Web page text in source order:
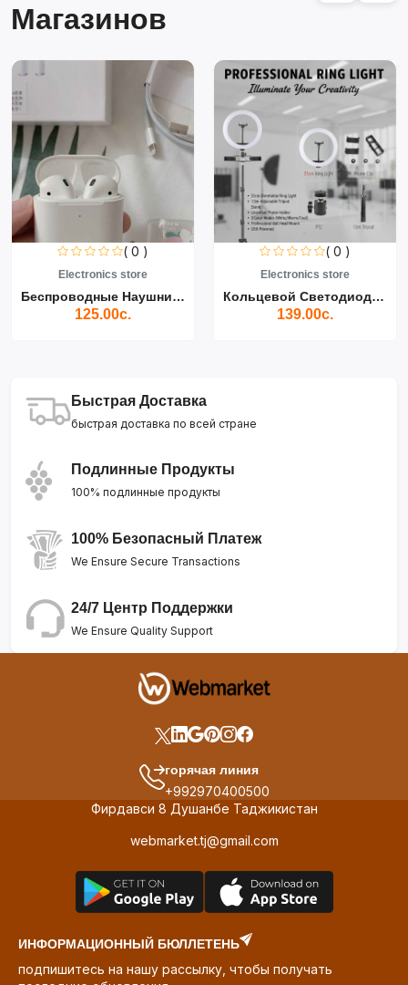
Магазинов
( 0 )
Electronics store
Беспроводные Наушники Air...
125.00с.
( 0 )
Electronics store
Кольцевой Светодиодный Св...
139.00с.
Быстрая Доставка
быстрая доставка по всей стране
Подлинные Продукты
100% подлинные продукты
100% Безопасный Платеж
We Ensure Secure Transactions
24/7 Центр Поддержки
We Ensure Quality Support
горячая линия
+992970400500
Фирдавси 8 Душанбе Таджикистан
webmarket.tj@gmail.com
ИНФОРМАЦИОННЫЙ БЮЛЛЕТЕНЬ
подпишитесь на нашу рассылку, чтобы получать